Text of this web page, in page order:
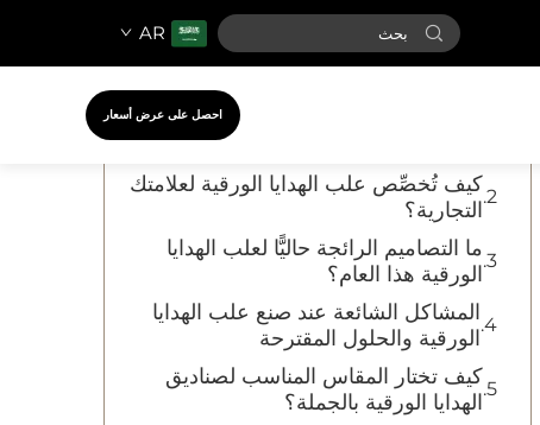
AR
احصل على عرض أسعار
جدول المحتويات
أين تجد مورِّدين جملةً لعلب الهدايا
كيف تُخصِّص علب الهدايا الورقية لعلامتك
التجارية؟
ما التصاميم الرائجة حاليًّا لعلب الهدايا
الورقية هذا العام؟
المشاكل الشائعة عند صنع علب الهدايا
الورقية والحلول المقترحة
كيف تختار المقاس المناسب لصناديق
الهدايا الورقية بالجملة؟